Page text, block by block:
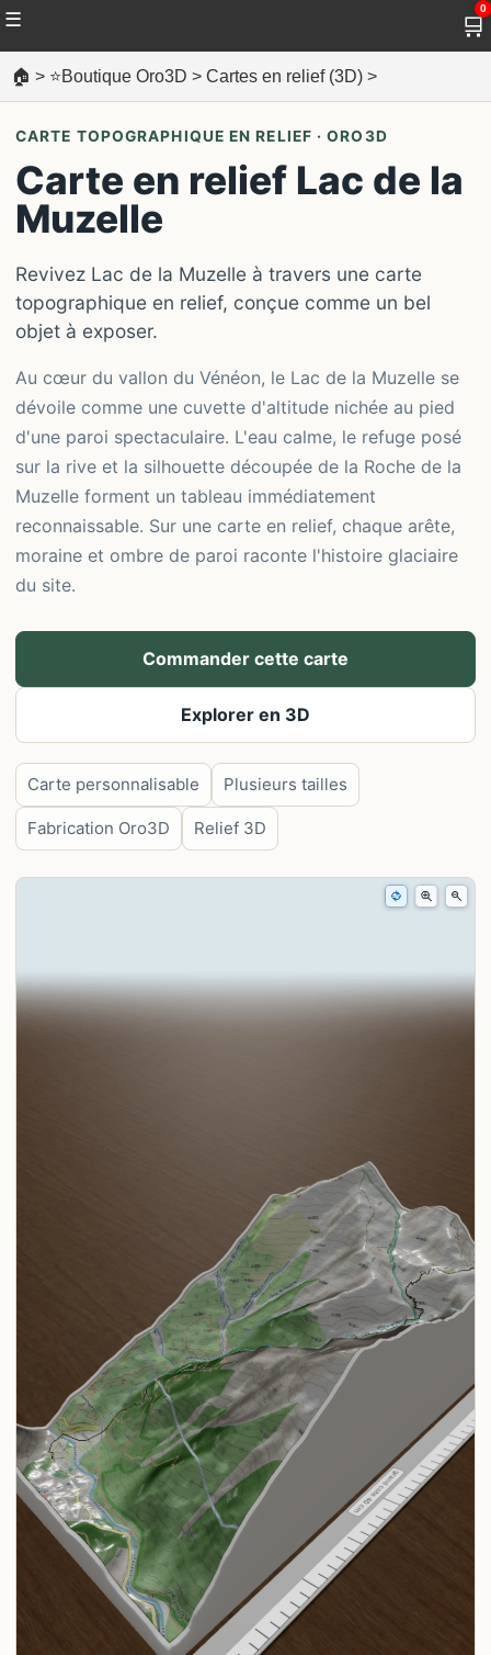
☰ 🛒
0
🏠 > ⭐Boutique Oro3D > Cartes en relief (3D) >
CARTE TOPOGRAPHIQUE EN RELIEF · ORO3D
Carte en relief Lac de la
Muzelle
Revivez Lac de la Muzelle à travers une carte
topographique en relief, conçue comme un bel
objet à exposer.
Au cœur du vallon du Vénéon, le Lac de la Muzelle se
dévoile comme une cuvette d'altitude nichée au pied
d'une paroi spectaculaire. L'eau calme, le refuge posé
sur la rive et la silhouette découpée de la Roche de la
Muzelle forment un tableau immédiatement
reconnaissable. Sur une carte en relief, chaque arête,
moraine et ombre de paroi raconte l'histoire glaciaire
du site.
Commander cette carte
Explorer en 3D
Carte personnalisable Plusieurs tailles
Fabrication Oro3D Relief 3D